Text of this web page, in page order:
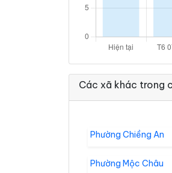
Các xã khác trong
Phường Chiềng An
Phường Mộc Châu